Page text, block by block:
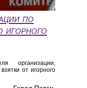
по
игорного
организации,
от игорного